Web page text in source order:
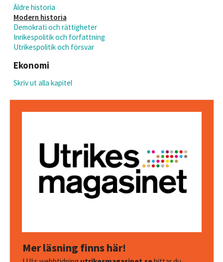
Äldre historia
Modern historia
Demokrati och rättigheter
Inrikespolitik och författning
Utrikespolitik och försvar
Ekonomi
Skriv ut alla kapitel
Mer läsning finns här!